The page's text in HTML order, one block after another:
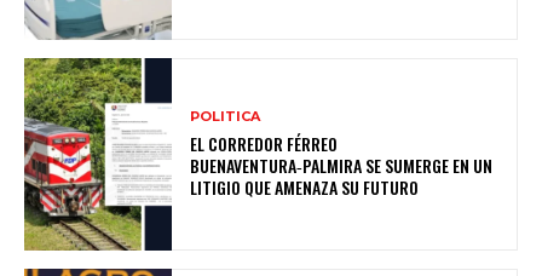
POLITICA
EL CORREDOR FÉRREO
BUENAVENTURA‑PALMIRA SE SUMERGE EN UN
LITIGIO QUE AMENAZA SU FUTURO